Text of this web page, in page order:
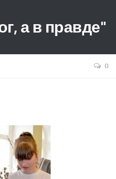
а в правде"
0